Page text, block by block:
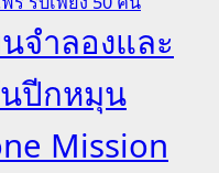
จำลองและ
ปีกหมุน
Mission